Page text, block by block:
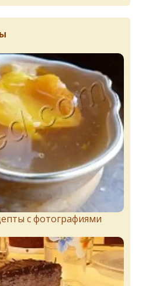
с фотографиями